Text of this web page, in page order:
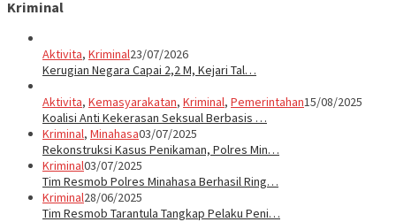
Kriminal
Aktivita, Kriminal23/07/2026
Kerugian Negara Capai 2,2 M, Kejari Tal…
Aktivita, Kemasyarakatan, Kriminal, Pemerintahan15/08/2025
Koalisi Anti Kekerasan Seksual Berbasis …
Kriminal, Minahasa03/07/2025
Rekonstruksi Kasus Penikaman, Polres Min…
Kriminal03/07/2025
Tim Resmob Polres Minahasa Berhasil Ring…
Kriminal28/06/2025
Tim Resmob Tarantula Tangkap Pelaku Peni…